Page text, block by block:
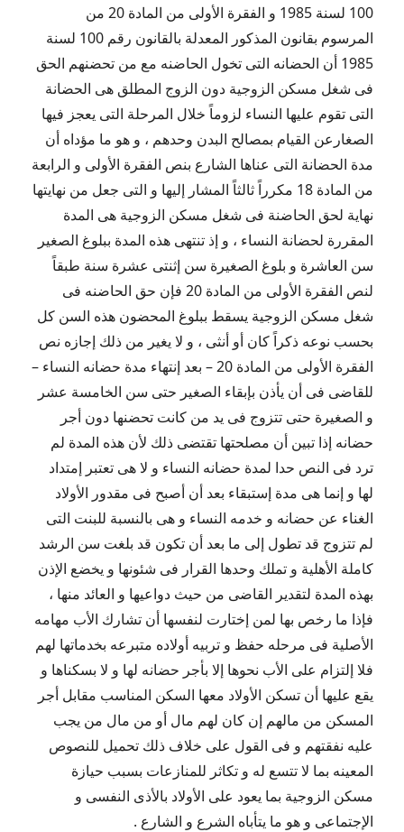
100 لسنة 1985 و الفقرة الأولى من المادة 20 من
المرسوم بقانون المذكور المعدلة بالقانون رقم 100 لسنة
1985 أن الحضانه التى تخول الحاضنه مع من تحضنهم الحق
فى شغل مسكن الزوجية دون الزوج المطلق هى الحضانة
التى تقوم عليها النساء لزوماً خلال المرحلة التى يعجز فيها
الصغارعن القيام بمصالح البدن وحدهم ، و هو ما مؤداه أن
مدة الحضانة التى عناها الشارع بنص الفقرة الأولى و الرابعة
من المادة 18 مكرراً ثالثاً المشار إليها و التى جعل من نهايتها
نهاية لحق الحاضنة فى شغل مسكن الزوجية هى المدة
المقررة لحضانة النساء ، و إذ تنتهى هذه المدة ببلوغ الصغير
سن العاشرة و بلوغ الصغيرة سن إثنتى عشرة سنة طبقاً
لنص الفقرة الأولى من المادة 20 فإن حق الحاضنه فى
شغل مسكن الزوجية يسقط ببلوغ المحضون هذه السن كل
بحسب نوعه ذكراً كان أو أنثى ، و لا يغير من ذلك إجازه نص
الفقرة الأولى من المادة 20 – بعد إنتهاء مدة حضانه النساء –
للقاضى فى أن يأذن بإبقاء الصغير حتى سن الخامسة عشر
و الصغيرة حتى تتزوج فى يد من كانت تحضنها دون أجر
حضانه إذا تبين أن مصلحتها تقتضى ذلك لأن هذه المدة لم
ترد فى النص حدا لمدة حضانه النساء و لا هى تعتبر إمتداد
لها و إنما هى مدة إستبقاء بعد أن أصبح فى مقدور الأولاد
الغناء عن حضانه و خدمه النساء و هى بالنسبة للبنت التى
لم تتزوج قد تطول إلى ما بعد أن تكون قد بلغت سن الرشد
كاملة الأهلية و تملك وحدها القرار فى شئونها و يخضع الإذن
بهذه المدة لتقدير القاضى من حيث دواعيها و العائد منها ،
فإذا ما رخص بها لمن إختارت لنفسها أن تشارك الأب مهامه
الأصلية فى مرحله حفظ و تربيه أولاده متبرعه بخدماتها لهم
فلا إلتزام على الأب نحوها إلا بأجر حضانه لها و لا بسكناها و
يقع عليها أن تسكن الأولاد معها السكن المناسب مقابل أجر
المسكن من مالهم إن كان لهم مال أو من مال من يجب
عليه نفقتهم و فى القول على خلاف ذلك تحميل للنصوص
المعينه بما لا تتسع له و تكاثر للمنازعات بسبب حيازة
مسكن الزوجية بما يعود على الأولاد بالأذى النفسى و
الإجتماعى و هو ما يتأباه الشرع و الشارع .